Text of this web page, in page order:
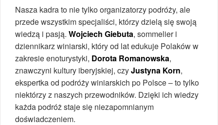
Nasza kadra to nie tylko organizatorzy podróży, ale
przede wszystkim specjaliści, którzy dzielą się swoją
wiedzą i pasją. Wojciech Giebuta, sommelier i
dziennikarz winiarski, który od lat edukuje Polaków w
zakresie enoturystyki, Dorota Romanowska,
znawczyni kultury iberyjskiej, czyJustyna Korn,
ekspertka od podróży winiarskich po Polsce – to tylko
niektórzy z naszych przewodników. Dzięki ich wiedzy
każda podróż staje się niezapomnianym
doświadczeniem.